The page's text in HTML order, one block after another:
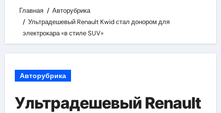
Главная
Авторубрика
Ультрадешевый Renault Kwid стал донором для
электрокара «в стиле SUV»
Авторубрика
Ультрадешевый Renault